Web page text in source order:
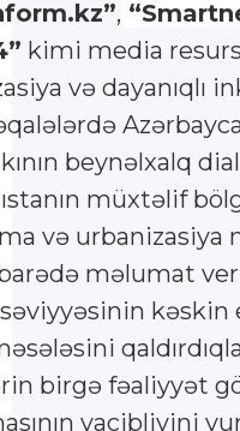
,
kimi media
və dayanıqlı
beynəlxalq
müxtəlif
və
məlumat
birgə fəaliyyət
vacibliyini